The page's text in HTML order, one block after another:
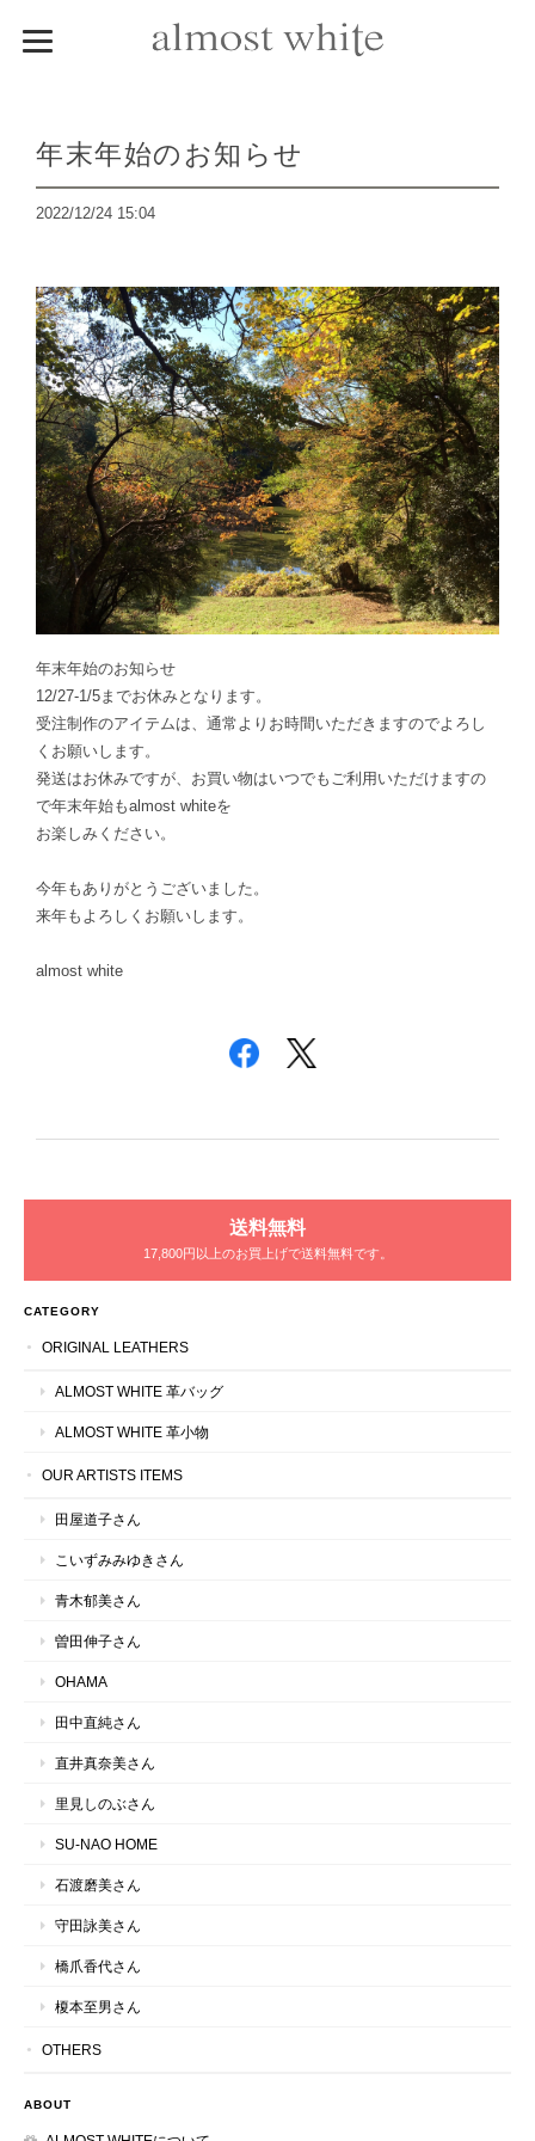
年末年始のお知らせ
2022/12/24 15:04
年末年始のお知らせ
12/27-1/5までお休みとなります。
受注制作のアイテムは、通常よりお時間いただきますのでよろし
くお願いします。
発送はお休みですが、お買い物はいつでもご利用いただけますの
で年末年始もalmost whiteを
お楽しみください。
今年もありがとうございました。
来年もよろしくお願いします。
almost white
送料無料
17,800円以上のお買上げで送料無料です。
CATEGORY
ORIGINAL LEATHERS
ALMOST WHITE 革バッグ
ALMOST WHITE 革小物
OUR ARTISTS ITEMS
田屋道子さん
こいずみみゆきさん
青木郁美さん
曽田伸子さん
OHAMA
田中直純さん
直井真奈美さん
里見しのぶさん
SU-NAO HOME
石渡磨美さん
守田詠美さん
橋爪香代さん
榎本至男さん
OTHERS
ABOUT